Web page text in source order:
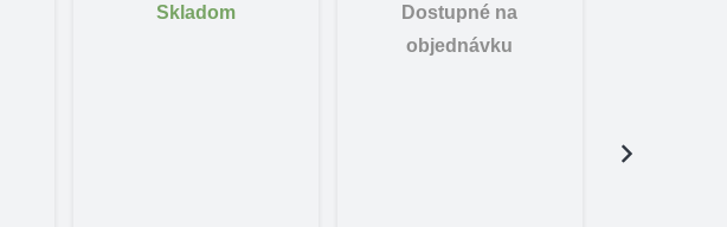
Skladom
Dostupné na
objednávku